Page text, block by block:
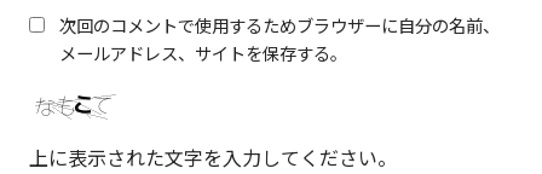
次回のコメントで使用するためブラウザーに自分の名前、
メールアドレス、サイトを保存する。
上に表示された文字を入力してください。